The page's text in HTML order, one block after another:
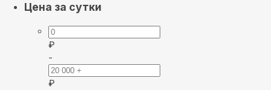
Цена за сутки
₽
-
₽